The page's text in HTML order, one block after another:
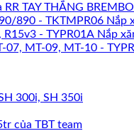
TAY THẮNG
Nắp
Nắp
300i, SH 350i
của TBT team